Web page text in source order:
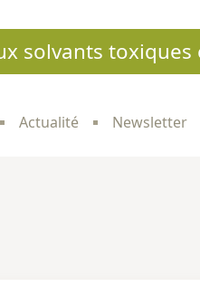
solvants toxiques
Actualité Newsletter